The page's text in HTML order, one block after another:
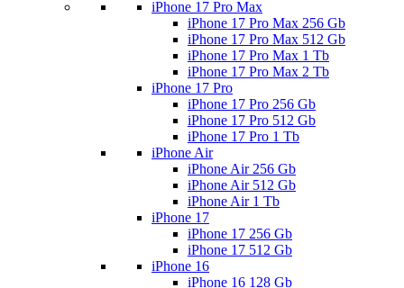
iPhone 17 Pro Max
iPhone 17 Pro Max 256 Gb
iPhone 17 Pro Max 512 Gb
iPhone 17 Pro Max 1 Tb
iPhone 17 Pro Max 2 Tb
iPhone 17 Pro
iPhone 17 Pro 256 Gb
iPhone 17 Pro 512 Gb
iPhone 17 Pro 1 Tb
iPhone Air
iPhone Air 256 Gb
iPhone Air 512 Gb
iPhone Air 1 Tb
iPhone 17
iPhone 17 256 Gb
iPhone 17 512 Gb
iPhone 16
iPhone 16 128 Gb